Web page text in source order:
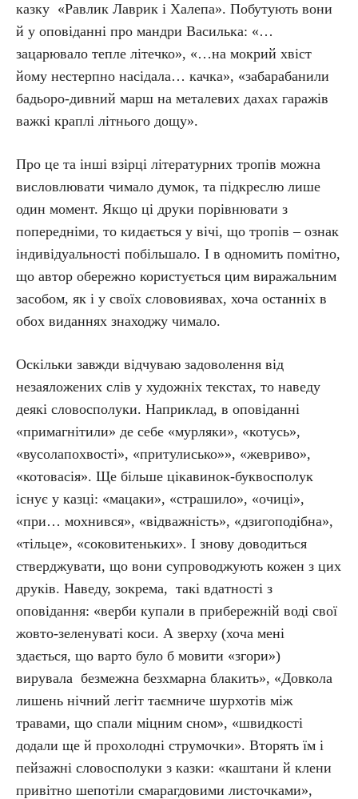
казку «Равлик Лаврик і Халепа». Побутують вони
й у оповіданні про мандри Василька: «…
зацарювало тепле літечко», «…на мокрий хвіст
йому нестерпно насідала… качка», «забарабанили
бадьоро-дивний марш на металевих дахах гаражів
важкі краплі літнього дощу».
Про це та інші взірці літературних тропів можна
висловлювати чимало думок, та підкреслю лише
один момент. Якщо ці друки порівнювати з
попередніми, то кидається у вічі, що тропів – ознак
індивідуальності побільшало. І в одномить помітно,
що автор обережно користується цим виражальним
засобом, як і у своїх слововиявах, хоча останніх в
обох виданнях знаходжу чимало.
Оскільки завжди відчуваю задоволення від
незаяложених слів у художніх текстах, то наведу
деякі словосполуки. Наприклад, в оповіданні
«примагнітили» де себе «мурляки», «котусь»,
«вусолапохвості», «притулисько»», «жевриво»,
«котовасія». Ще більше цікавинок-буквосполук
існує у казці: «мацаки», «страшило», «очиці»,
«при… мохнився», «відважність», «дзигоподібна»,
«тільце», «соковитеньких». І знову доводиться
стверджувати, що вони супроводжують кожен з цих
друків. Наведу, зокрема, такі вдатності з
оповідання: «верби купали в прибережній воді свої
жовто-зеленуваті коси. А зверху (хоча мені
здається, що варто було б мовити «згори»)
вирувала безмежна безхмарна блакить», «Довкола
лишень нічний легіт таємниче шурхотів між
травами, що спали міцним сном», «швидкості
додали ще й прохолодні струмочки». Вторять їм і
пейзажні словосполуки з казки: «каштани й клени
привітно шепотіли смарагдовими листочками»,